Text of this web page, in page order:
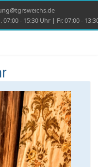
- 15:30 Uhr | Fr. 07:00 -